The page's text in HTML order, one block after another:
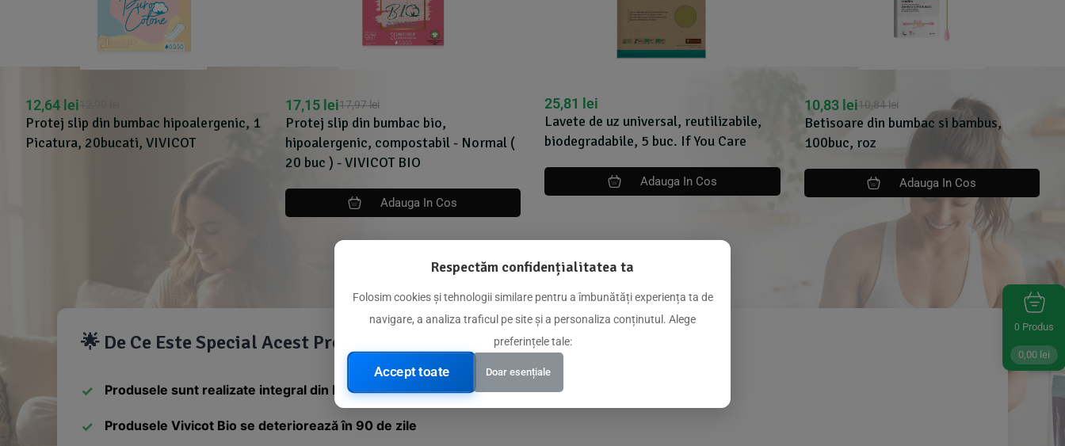
Protej slip din bumbac hipoalergenic, 1
Picatura, 20bucati, VIVICOT
12,64 lei
Protej slip din bumbac bio,
hipoalergenic, compostabil - Normal (
20 buc ) - VIVICOT BIO
17,97lei
17,15 lei
Adauga In Cos
Lavete de uz universal, reutilizabile,
biodegradabile, 5 buc. If You Care
25,81 lei
Adauga In Cos
Betisoare din bumbac si bambus,
100buc, roz
10,84lei
10,83 lei
Adauga In Cos
🌟 De Ce Este Special Acest Produs
Produsele sunt realizate integral din bumbac certificat GOTS
Produsele Vivicot Bio se deteriorează în 90 de zile
0 Produs
0,00 lei
Respectăm confidențialitatea ta
Folosim cookies și tehnologii similare pentru a îmbunătăți experiența ta de
navigare, a analiza traficul pe site și a personaliza conținutul. Alege
preferințele tale:
Accept toate Doar esențiale